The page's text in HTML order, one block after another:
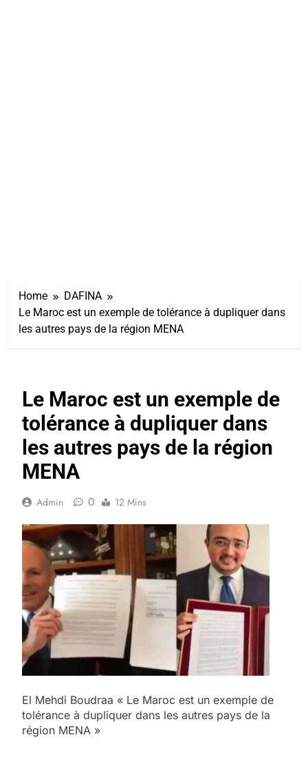
Home
DAFINA
Le Maroc est un exemple de tolérance à dupliquer dans
les autres pays de la région MENA
Le Maroc est un exemple de
tolérance à dupliquer dans
les autres pays de la région
MENA
Admin 0 12 Mins
El Mehdi Boudraa « Le Maroc est un exemple de
tolérance à dupliquer dans les autres pays de la
région MENA »